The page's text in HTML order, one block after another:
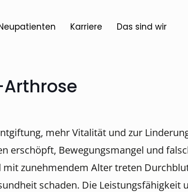
Karriere Das sind wir
mehr Vitalität und zur
erschöpft, Bewegungsmangel und
zunehmendem Alter treten
schaden. Die Leistungsfähigkeit